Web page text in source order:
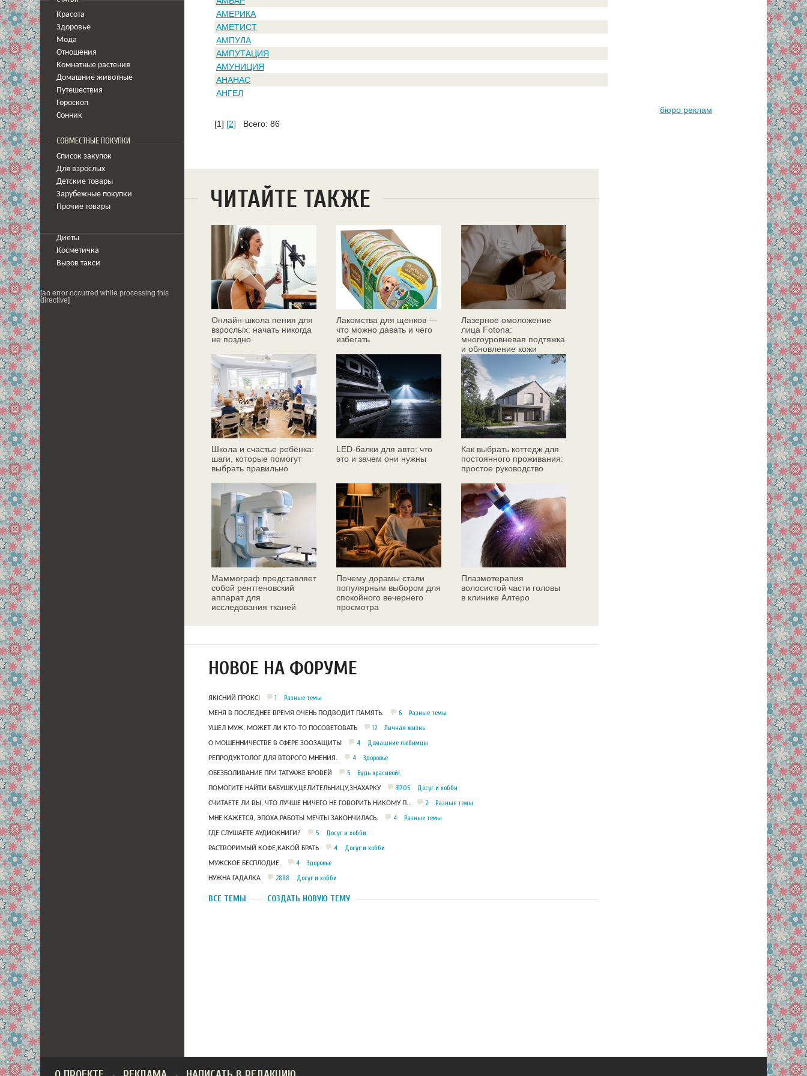
Красота
Здоровье
Мода
Отношения
Комнатные растения
Домашние животные
Путешествия
Гороскоп
Сонник
СОВМЕСТНЫЕ ПОКУПКИ
Список закупок
Для взрослых
Детские товары
Зарубежные покупки
Прочие товары
Диеты
Косметичка
Вызов такси
[an error occurred while processing this
directive]
АМЕРИКА
АМЕТИСТ
АМПУЛА
АМПУТАЦИЯ
АМУНИЦИЯ
АНАНАС
АНГЕЛ
[1] [2] Всего: 86
ЧИТАЙТЕ ТАКЖЕ
Онлайн‑школа пения для
взрослых: начать никогда
не поздно
Лакомства для щенков —
что можно давать и чего
избегать
Лазерное омоложение
лица Fotona:
многоуровневая подтяжка
и обновление кожи
Школа и счастье ребёнка:
шаги, которые помогут
выбрать правильно
LED-балки для авто: что
это и зачем они нужны
Как выбрать коттедж для
постоянного проживания:
простое руководство
Маммограф представляет
собой рентгеновский
аппарат для
исследования тканей
Почему дорамы стали
популярным выбором для
спокойного вечернего
просмотра
Плазмотерапия
волосистой части головы
в клинике Алтеро
НОВОЕ НА ФОРУМЕ
ЯКІСНИЙ ПРОКСІ 1 Разные темы
МЕНЯ В ПОСЛЕДНЕЕ ВРЕМЯ ОЧЕНЬ ПОДВОДИТ ПАМЯТЬ. 6 Разные темы
УШЕЛ МУЖ, МОЖЕТ ЛИ КТО-ТО ПОСОВЕТОВАТЬ 12 Личная жизнь
О МОШЕННИЧЕСТВЕ В СФЕРЕ ЗООЗАЩИТЫ 4 Домашние любимцы
РЕПРОДУКТОЛОГ ДЛЯ ВТОРОГО МНЕНИЯ. 4 Здоровье
ОБЕЗБОЛИВАНИЕ ПРИ ТАТУАЖЕ БРОВЕЙ 5 Будь красивой!
ПОМОГИТЕ НАЙТИ БАБУШКУ,ЦЕЛИТЕЛЬНИЦУ,ЗНАХАРКУ 31705 Досуг и хобби
СЧИТАЕТЕ ЛИ ВЫ, ЧТО ЛУЧШЕ НИЧЕГО НЕ ГОВОРИТЬ НИКОМУ П.. 2 Разные темы
МНЕ КАЖЕТСЯ, ЭПОХА РАБОТЫ МЕЧТЫ ЗАКОНЧИЛАСЬ. 4 Разные темы
ГДЕ СЛУШАЕТЕ АУДИОКНИГИ? 5 Досуг и хобби
РАСТВОРИМЫЙ КОФЕ,КАКОЙ БРАТЬ 4 Досуг и хобби
МУЖСКОЕ БЕСПЛОДИЕ. 4 Здоровье
НУЖНА ГАДАЛКА 2888 Досуг и хобби
ВСЕ ТЕМЫ СОЗДАТЬ НОВУЮ ТЕМУ
бюро реклам